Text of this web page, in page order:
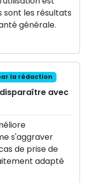
sont les résultats
générale.
la rédaction
avec
s'aggraver
de prise de
adapté